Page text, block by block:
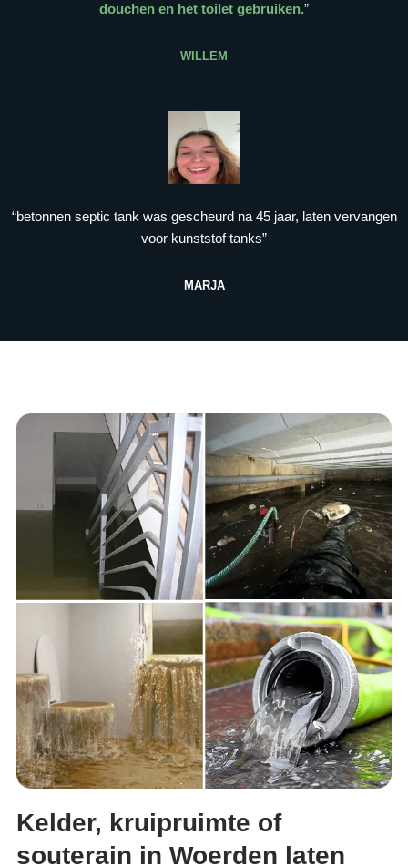
douchen en het toilet gebruiken.”
WILLEM
“betonnen septic tank was gescheurd na 45 jaar, laten vervangen
voor kunststof tanks”
MARJA
Kelder, kruipruimte of
souterain in Woerden laten